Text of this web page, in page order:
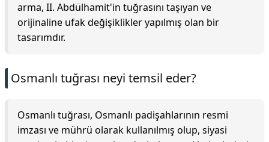
arma, II. Abdülhamit'in tuğrasını taşıyan ve
orijinaline ufak değişiklikler yapılmış olan bir
tasarımdır.
Osmanlı tuğrası neyi temsil eder?
Osmanlı tuğrası, Osmanlı padişahlarının resmi
imzası ve mührü olarak kullanılmış olup, siyasi